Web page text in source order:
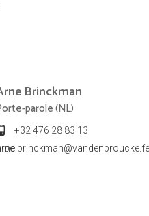
Brinckman
parole (NL)
+32 476 28 83 13